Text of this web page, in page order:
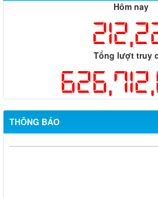
Hôm nay
Tổng lượt truy
THÔNG BÁO